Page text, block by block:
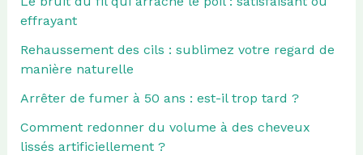
effrayant
Rehaussement des cils : sublimez votre regard de
manière naturelle
Arrêter de fumer à 50 ans : est-il trop tard ?
Comment redonner du volume à des cheveux
lissés artificiellement ?